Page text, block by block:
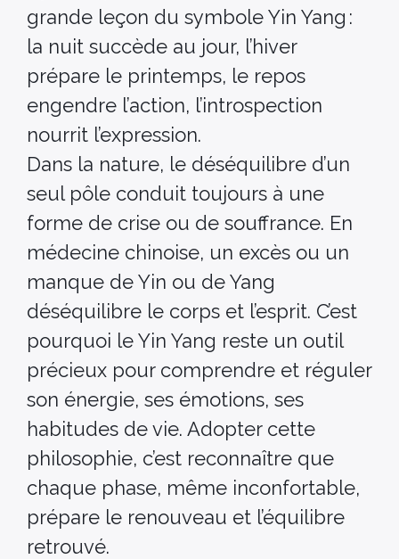
grande leçon du symbole Yin Yang :
la nuit succède au jour, l’hiver
prépare le printemps, le repos
engendre l’action, l’introspection
nourrit l’expression.
Dans la nature, le déséquilibre d’un
seul pôle conduit toujours à une
forme de crise ou de souffrance. En
médecine chinoise, un excès ou un
manque de Yin ou de Yang
déséquilibre le corps et l’esprit. C’est
pourquoi le Yin Yang reste un outil
précieux pour comprendre et réguler
son énergie, ses émotions, ses
habitudes de vie. Adopter cette
philosophie, c’est reconnaître que
chaque phase, même inconfortable,
prépare le renouveau et l’équilibre
retrouvé.